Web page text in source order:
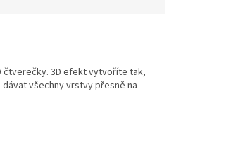
čtverečky. 3D efekt vytvoříte tak,
všechny vrstvy přesně na